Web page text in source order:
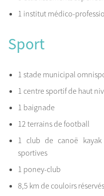
1 institut médico-
Sport
1 stade municipal
1 centre sportif de haut
1 baignade
12 terrains de football
1 club de canoë kayak
sportives
1 poney-club
8,5 km de couloirs